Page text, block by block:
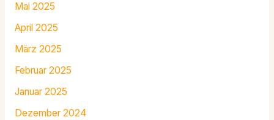
Mai 2025
April 2025
März 2025
Februar 2025
Januar 2025
Dezember 2024